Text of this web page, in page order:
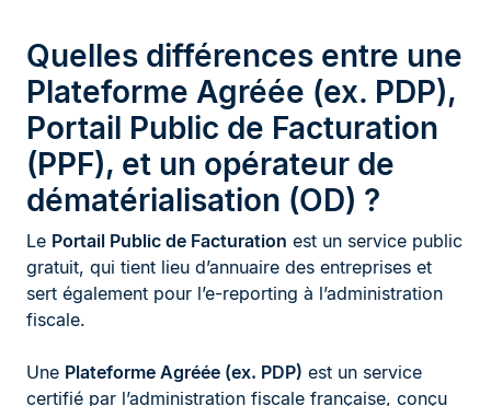
Quelles différences entre une
Plateforme Agréée (ex. PDP),
Portail Public de Facturation
(PPF), et un opérateur de
dématérialisation (OD) ?
Le Portail Public de Facturation est un service public
gratuit, qui tient lieu d’annuaire des entreprises et
sert également pour l’e-reporting à l’administration
fiscale.
Une Plateforme Agréée (ex. PDP) est un service
certifié par l’administration fiscale française, conçu